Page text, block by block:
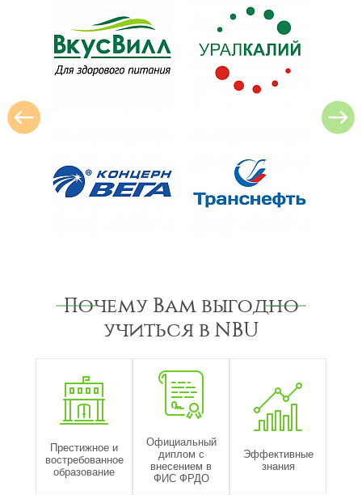
Почему Вам выгодно
учиться в NBU
Престижное и
востребованное
образование
Официальный
диплом с
внесением в
ФИС ФРДО
Эффективные
знания